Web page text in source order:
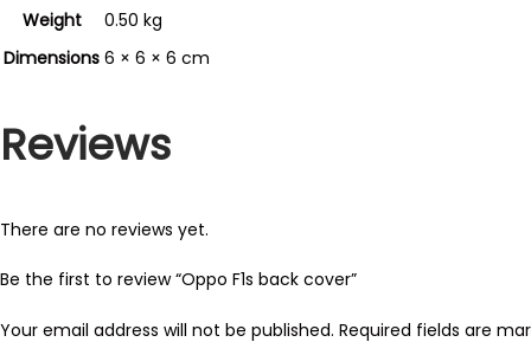
Weight
0.50 kg
Dimensions 6 × 6 × 6 cm
Reviews
There are no reviews yet.
Be the first to review “Oppo F1s back cover”
Your email address will not be published. Required fields are